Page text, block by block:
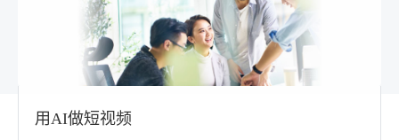
用AI做短视频